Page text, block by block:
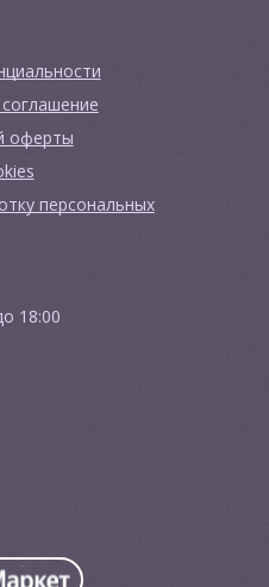
оферты
персональных
18:00